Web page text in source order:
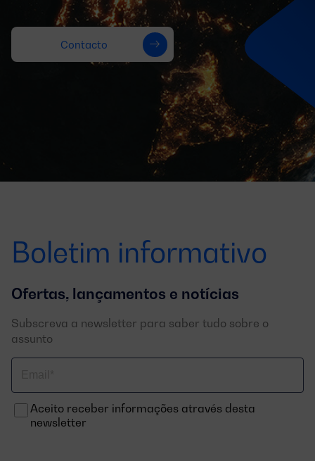
Contacto
Boletim informativo
Ofertas, lançamentos e notícias
Subscreva a newsletter para saber tudo sobre o
assunto
electrónico
Aceito receber informações através desta
newsletter